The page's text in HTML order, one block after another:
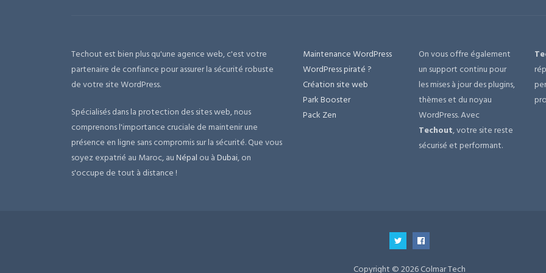
Techout est bien plus qu'une agence web, c'est votre
partenaire de confiance pour assurer la sécurité robuste
de votre site WordPress.
Spécialisés dans la protection des sites web, nous
comprenons l'importance cruciale de maintenir une
présence en ligne sans compromis sur la sécurité. Que vous
soyez expatrié au Maroc, auNépal ou àDubai, on
s'occupe de tout à distance !
Maintenance WordPress
WordPress piraté ?
Création site web
Park Booster
Pack Zen
On vous offre également
un support continu pour
les mises à jour des plugins,
thèmes et du noyau
WordPress. Avec
Techout, votre site reste
sécurisé et performant.
Copyright © 2026 Colmar Tech